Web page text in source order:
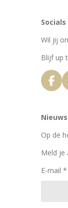
Socials
Wil jij
Blijf up
F
a
e
b
o
k
Op de
Meld je
E-mail *